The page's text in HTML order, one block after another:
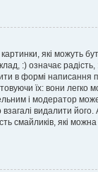
які можуть
:) означає
в формі написання
їх: вони легко
і модератор
видалити його.
смайликів, які